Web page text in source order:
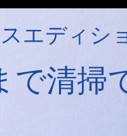
エディシ
で清掃